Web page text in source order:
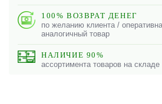
100% ВОЗВРАТ ДЕНЕГ
по желанию клиента /
аналогичный товар
НАЛИЧИЕ 90%
ассортимента товаров на складе